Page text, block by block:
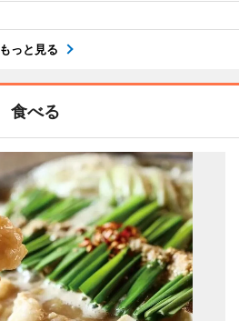
もっと見る
食べる